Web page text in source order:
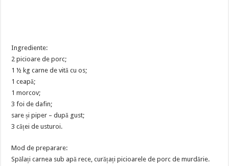
Ingrediente:
2 picioare de porc;
1 ½ kg carne de vită cu os;
1 ceapă;
1 morcov;
3 foi de dafin;
sare și piper – după gust;
3 căței de usturoi.
Mod de preparare:
Spălați carnea sub apă rece, curățați picioarele de porc de murdărie.